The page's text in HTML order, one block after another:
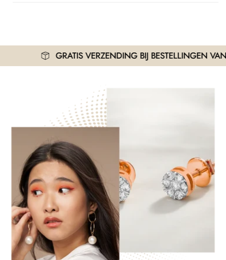
GRATIS VERZENDING BIJ BESTELLINGEN VANAF